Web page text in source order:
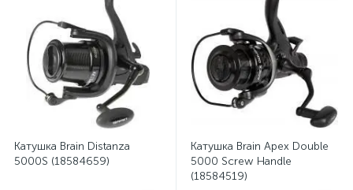
Катушка Brain Distanza
5000S (18584659)
Катушка Brain Apex Double
5000 Screw Handle
(18584519)